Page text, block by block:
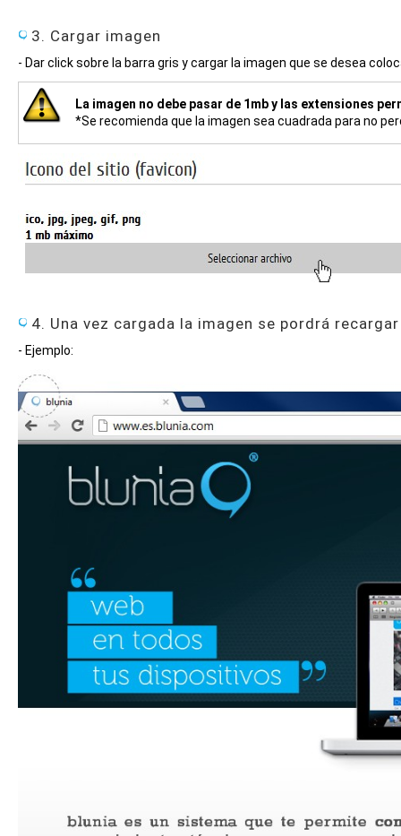
3. Cargar imagen
- Dar click sobre la barra gris y cargar la imagen que se desea
La imagen no debe pasar de 1mb y las extensiones
*Se recomienda que la imagen sea cuadrada para no
4. Una vez cargada la imagen se pordrá
- Ejemplo: